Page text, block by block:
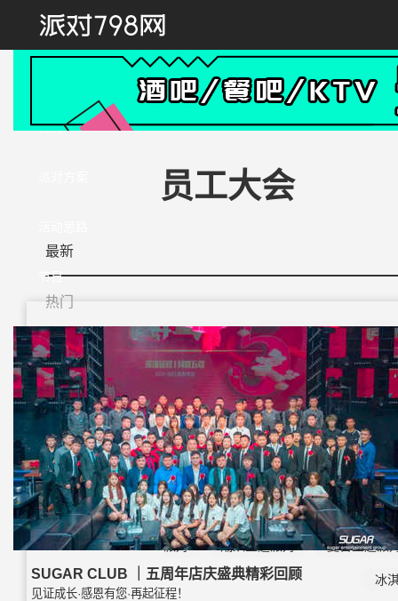
首页
节日
情人节派对 光棍节派对 中秋
派对 劳动节派对 儿童节派对
母亲
主题
异国风情派对 电音派对 怀旧
派对 潮趴主题派对 夏日主题派
冰
员工大会
最新
热门
SUGAR CLUB ｜五周年店庆盛典精彩回顾
见证成长·感恩有您·再起征程！